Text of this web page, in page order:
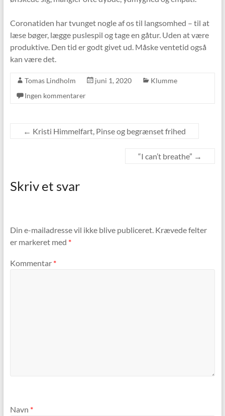
Coronatiden har tvunget nogle af os til langsomhed – til at
læse bøger, lægge puslespil og tage en gåtur. Uden at være
produktive. Den tid er godt givet ud. Måske ventetid også
kan være det.
Tomas Lindholm juni 1, 2020
Klumme
Ingen kommentarer
← Kristi Himmelfart, Pinse og begrænset frihed
“I can’t breathe” →
Skriv et svar
Din e-mailadresse vil ikke blive publiceret. Krævede felter
er markeret med *
Kommentar *
Navn *